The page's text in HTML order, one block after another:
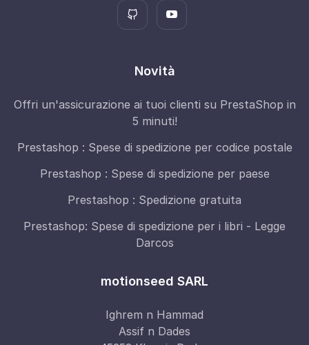
Novità
Offri un'assicurazione ai tuoi clienti su PrestaShop in
5 minuti!
Prestashop : Spese di spedizione per codice postale
Prestashop : Spese di spedizione per paese
Prestashop : Spedizione gratuita
Prestashop: Spese di spedizione per i libri - Legge
Darcos
motionseed SARL
Ighrem n Hammad
Assif n Dades